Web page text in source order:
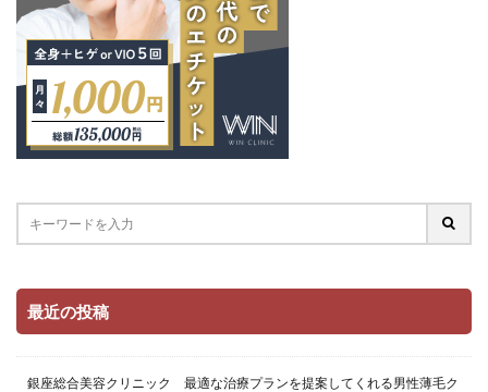
最近の投稿
銀座総合美容クリニック 最適な治療プランを提案してくれる男性薄毛ク